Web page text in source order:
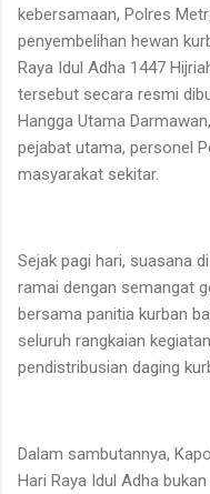
kebersamaan, Polres
penyembelihan hewan
Raya Idul Adha 1447
tersebut secara resmi
Hangga Utama Darmawan
pejabat utama, personel
masyarakat sekitar.
Sejak pagi hari, suasana
ramai dengan semangat
bersama panitia kurban
seluruh rangkaian
pendistribusian daging
Dalam sambutannya,
Hari Raya Idul Adha